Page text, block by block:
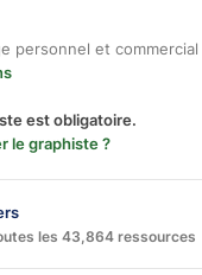
personnel et
est obligatoire.
le graphiste ?
les 43,864 ressources